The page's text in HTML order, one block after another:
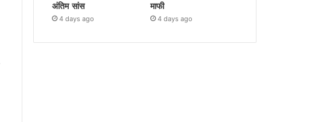
अंतिम सांस
4 days ago
माफी
4 days ago